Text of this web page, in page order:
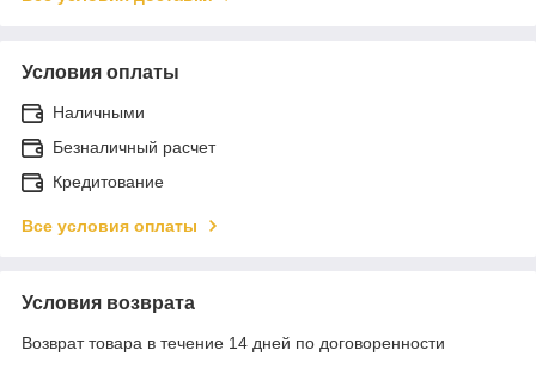
Условия оплаты
Наличными
Безналичный расчет
Кредитование
Все условия оплаты
Условия возврата
Возврат товара в течение 14 дней по договоренности